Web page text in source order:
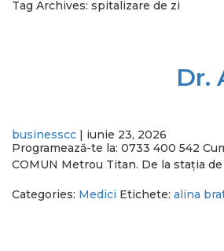
Tag Archives: spitalizare de zi
Dr.
businesscc | iunie 23, 2026
Programează-te la: 0733 400 542
COMUN Metrou Titan. De la stația
Categories: Medici Etichete: alina